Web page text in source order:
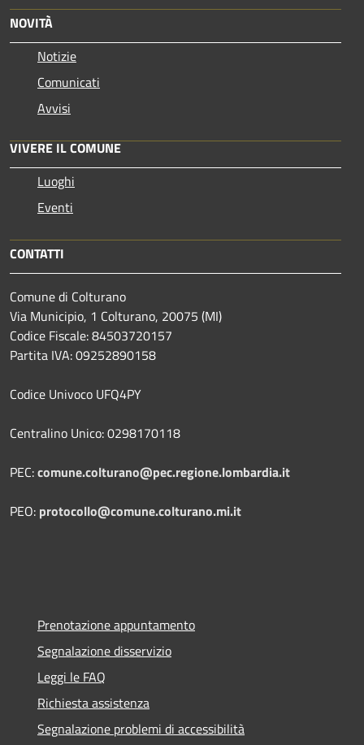
NOVITÀ
Notizie
Comunicati
Avvisi
VIVERE IL COMUNE
Luoghi
Eventi
CONTATTI
Comune di Colturano
Via Municipio, 1 Colturano, 20075 (MI)
Codice Fiscale: 84503720157
Partita IVA: 09252890158
Codice Univoco UFQ4PY
Centralino Unico: 0298170118
PEC:comune.colturano@pec.regione.lombardia.it
PEO: protocollo@comune.colturano.mi.it
Prenotazione appuntamento
Segnalazione disservizio
Leggi le FAQ
Richiesta assistenza
Segnalazione problemi di accessibilità